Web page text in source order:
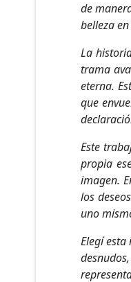
de
belleza
La
trama
eterna.
que
Este
propia
imagen.
los
uno
Elegí